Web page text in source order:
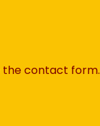
the contact form.